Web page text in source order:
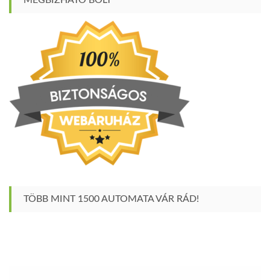
TÖBB MINT 1500 AUTOMATA VÁR RÁD!